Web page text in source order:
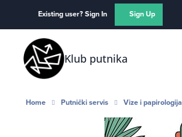
Existing user? Sign In Sign Up
Klub putnika
Home Putnički servis Vize i papirologija